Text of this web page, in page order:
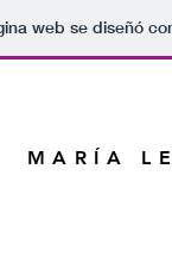
web se diseñó
MARÍA